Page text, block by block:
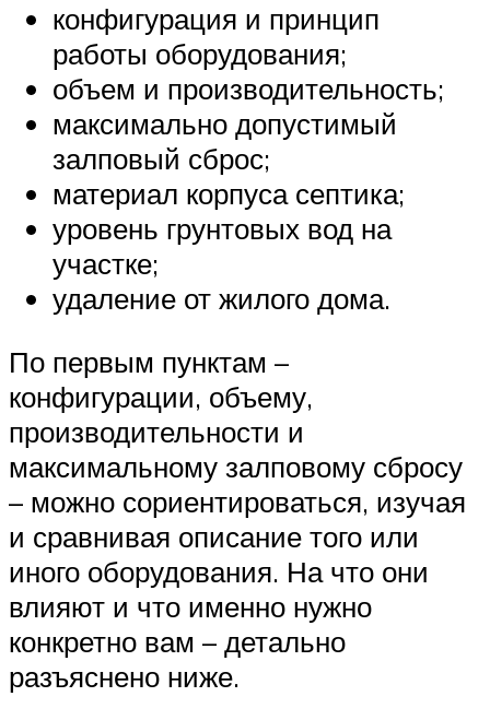
конфигурация и принцип
работы оборудования;
объем и производительность;
максимально допустимый
залповый сброс;
материал корпуса септика;
уровень грунтовых вод на
участке;
удаление от жилого дома.
По первым пунктам –
конфигурации, объему,
производительности и
максимальному залповому сбросу
– можно сориентироваться, изучая
и сравнивая описание того или
иного оборудования. На что они
влияют и что именно нужно
конкретно вам – детально
разъяснено ниже.